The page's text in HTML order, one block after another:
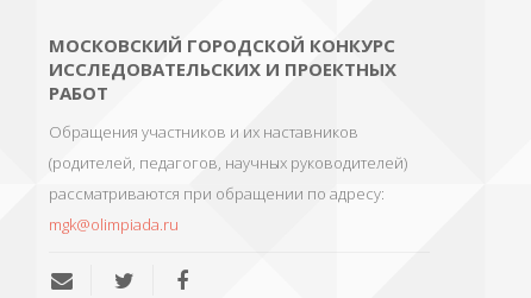
МОСКОВСКИЙ ГОРОДСКОЙ КОНКУРС
ИССЛЕДОВАТЕЛЬСКИХ И ПРОЕКТНЫХ
РАБОТ
Обращения участников и их наставников
(родителей, педагогов, научных руководителей)
рассматриваются при обращении по адресу:
mgk@olimpiada.ru